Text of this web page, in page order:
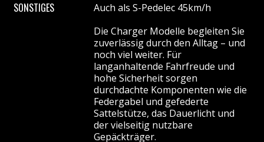
SONSTIGES
Auch als S-Pedelec 45km/h
Die Charger Modelle begleiten Sie
zuverlässig durch den Alltag – und
noch viel weiter. Für
langanhaltende Fahrfreude und
hohe Sicherheit sorgen
durchdachte Komponenten wie die
Federgabel und gefederte
Sattelstütze, das Dauerlicht und
der vielseitig nutzbare
Gepäckträger.